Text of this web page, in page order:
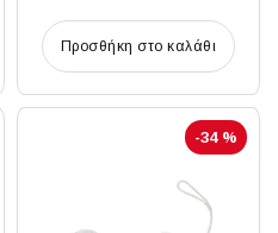
Προσθήκη στο καλάθι
-34 %